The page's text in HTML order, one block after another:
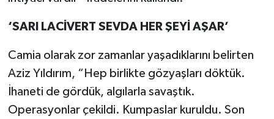
‘SARI LACİVERT SEVDA HER ŞEYİ AŞAR’
Camia olarak zor zamanlar yaşadıklarını belirten
Aziz Yıldırım, “Hep birlikte gözyaşları döktük.
İhaneti de gördük, algılarla savaştık.
Operasyonlar çekildi. Kumpaslar kuruldu. Son